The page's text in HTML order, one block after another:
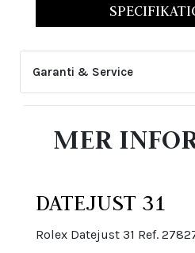
Garanti & Service
som uppstått genom
hantering. Den upphör även
MER
DATEJUST 31
Rolex Datejust 31 Ref.